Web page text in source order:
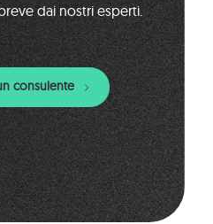
dai nostri esperti.
consulente